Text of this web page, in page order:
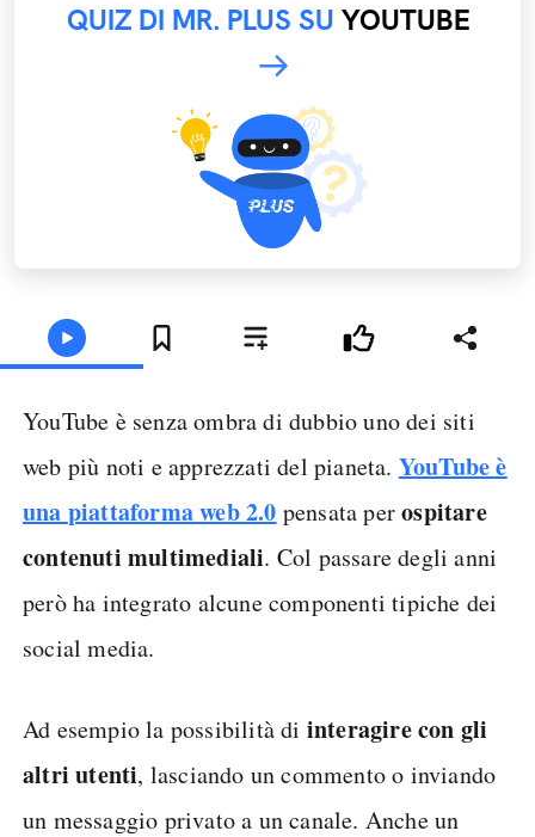
QUIZ DI MR. PLUS SU YOUTUBE
YouTube è senza ombra di dubbio uno dei siti
web più noti e apprezzati del pianeta. YouTube è
una piattaforma web 2.0 pensata perospitare
contenuti multimediali. Col passare degli anni
però ha integrato alcune componenti tipiche dei
social media.
Ad esempio la possibilità di interagire con gli
altri utenti, lasciando un commento o inviando
un messaggio privato a un canale. Anche un